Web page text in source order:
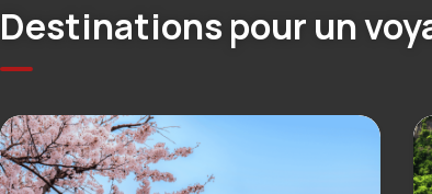
Destinations pour un